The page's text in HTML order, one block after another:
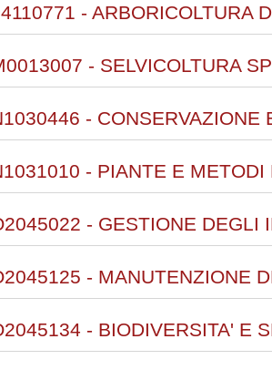
- ARBORICOLTURA
- SELVICOLTURA
- CONSERVAZIONE
- PIANTE E
- GESTIONE DEGLI
- MANUTENZIONE
- BIODIVERSITA' E